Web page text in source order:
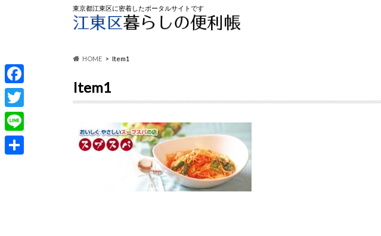
東京都江東区に密着したポータルサイトです
HOME Item1
Item1
F
a
c
e
T
w
i
L